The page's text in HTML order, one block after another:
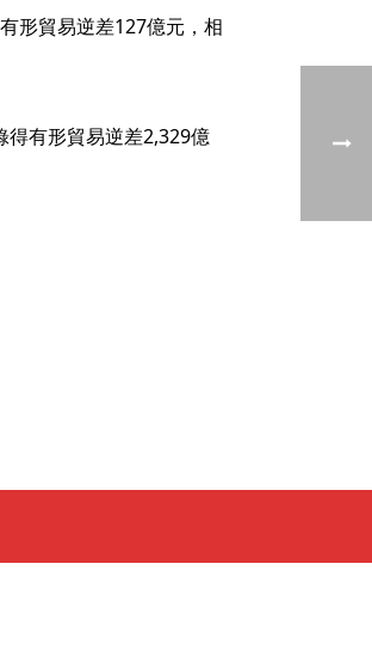
形貿易逆差127億元，相
有形貿易逆差2,329億